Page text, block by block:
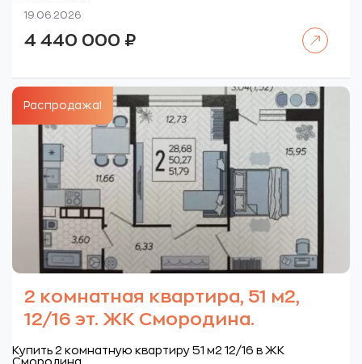
19.06.2026
4 440 000 ₽
Распродажа!
2 комнатная квартира, 51 м2,
12/16 эт. ЖК Смородина.
Купить 2 комнатную квартиру 51 м2 12/16 в ЖК
Смородина.